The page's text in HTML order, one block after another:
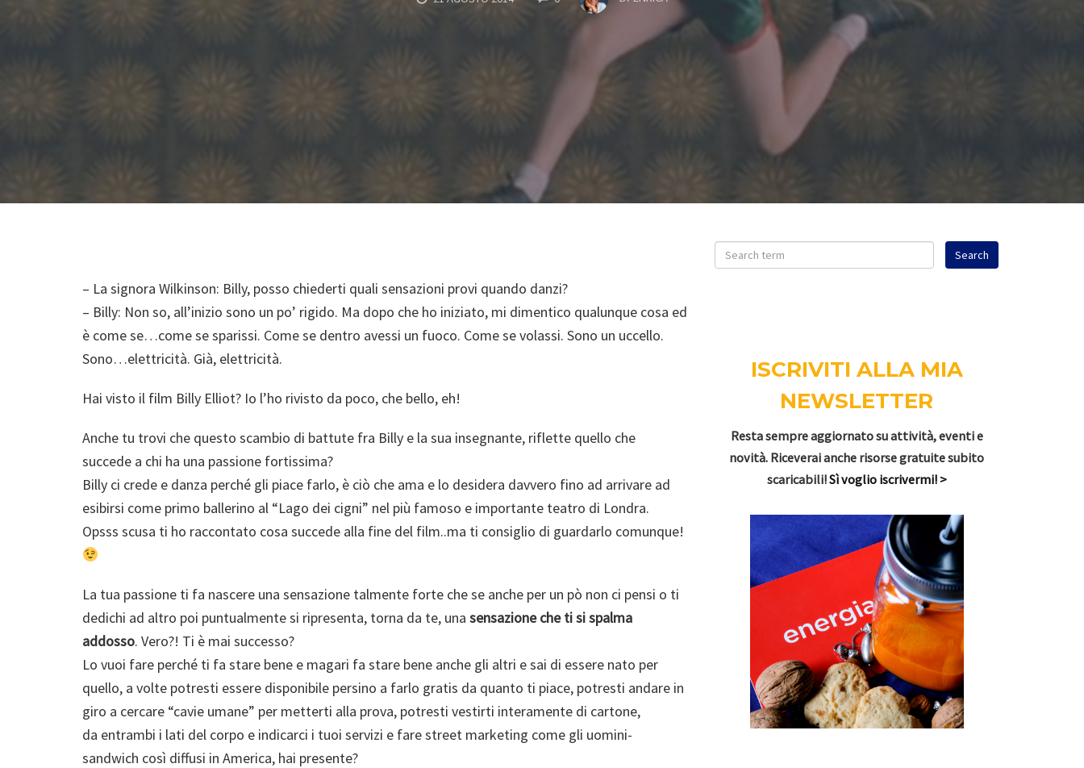
– La signora Wilkinson: Billy, posso chiederti quali sensazioni provi quando danzi?
– Billy: Non so, all’inizio sono un po’ rigido. Ma dopo che ho iniziato, mi dimentico qualunque cosa ed
è come se…come se sparissi. Come se dentro avessi un fuoco. Come se volassi. Sono un uccello.
Sono…elettricità. Già, elettricità.
Hai visto il film Billy Elliot? Io l’ho rivisto da poco, che bello, eh!
Anche tu trovi che questo scambio di battute fra Billy e la sua insegnante, riflette quello che
succede a chi ha una passione fortissima?
Billy ci crede e danza perché gli piace farlo, è ciò che ama e lo desidera davvero fino ad arrivare ad
esibirsi come primo ballerino al “Lago dei cigni” nel più famoso e importante teatro di Londra.
Opsss scusa ti ho raccontato cosa succede alla fine del film..ma ti consiglio di guardarlo comunque!
La tua passione ti fa nascere una sensazione talmente forte che se anche per un pò non ci pensi o ti
dedichi ad altro poi puntualmente si ripresenta, torna da te, una sensazione che ti si spalma
addosso. Vero?! Ti è mai successo?
Lo vuoi fare perché ti fa stare bene e magari fa stare bene anche gli altri e sai di essere nato per
quello, a volte potresti essere disponibile persino a farlo gratis da quanto ti piace, potresti andare in
giro a cercare “cavie umane” per metterti alla prova, potresti vestirti interamente di cartone,
da entrambi i lati del corpo e indicarci i tuoi servizi e fare street marketing come gli uomini-
sandwich così diffusi in America, hai presente?
ISCRIVITI ALLA MIA
NEWSLETTER
Resta sempre aggiornato su attività, eventi e
novità. Riceverai anche risorse gratuite subito
scaricabili!Sì voglio iscrivermi! >